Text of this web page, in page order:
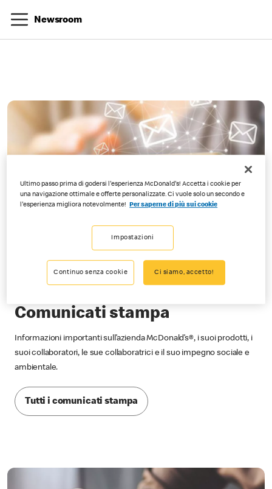
Newsroom
Comunicati stampa
Informazioni importanti sull’azienda McDonald’s®, i suoi prodotti, i
suoi collaboratori, le sue collaboratrici e il suo impegno sociale e
ambientale.
Tutti i comunicati stampa
Ultimo passo prima di godersi l'esperienza McDonald's! Accetta i cookie per
una navigazione ottimale e offerte personalizzate. Ci vuole solo un secondo e
l'esperienza migliora notevolmente!
Per saperne di più sui cookie
Impostazioni
Continuo senza cookie Ci siamo, accetto!